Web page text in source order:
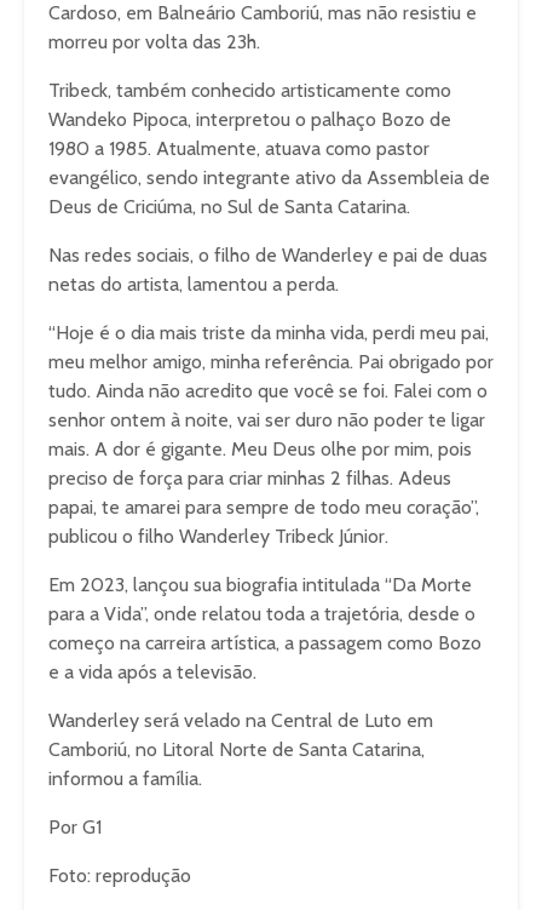
Cardoso, em Balneário Camboriú, mas não resistiu e
morreu por volta das 23h.
Tribeck, também conhecido artisticamente como
Wandeko Pipoca, interpretou o palhaço Bozo de
1980 a 1985. Atualmente, atuava como pastor
evangélico, sendo integrante ativo da Assembleia de
Deus de Criciúma, no Sul de Santa Catarina.
Nas redes sociais, o filho de Wanderley e pai de duas
netas do artista, lamentou a perda.
“Hoje é o dia mais triste da minha vida, perdi meu pai,
meu melhor amigo, minha referência. Pai obrigado por
tudo. Ainda não acredito que você se foi. Falei com o
senhor ontem à noite, vai ser duro não poder te ligar
mais. A dor é gigante. Meu Deus olhe por mim, pois
preciso de força para criar minhas 2 filhas. Adeus
papai, te amarei para sempre de todo meu coração”,
publicou o filho Wanderley Tribeck Júnior.
Em 2023, lançou sua biografia intitulada “Da Morte
para a Vida”, onde relatou toda a trajetória, desde o
começo na carreira artística, a passagem como Bozo
e a vida após a televisão.
Wanderley será velado na Central de Luto em
Camboriú, no Litoral Norte de Santa Catarina,
informou a família.
Por G1
Foto: reprodução